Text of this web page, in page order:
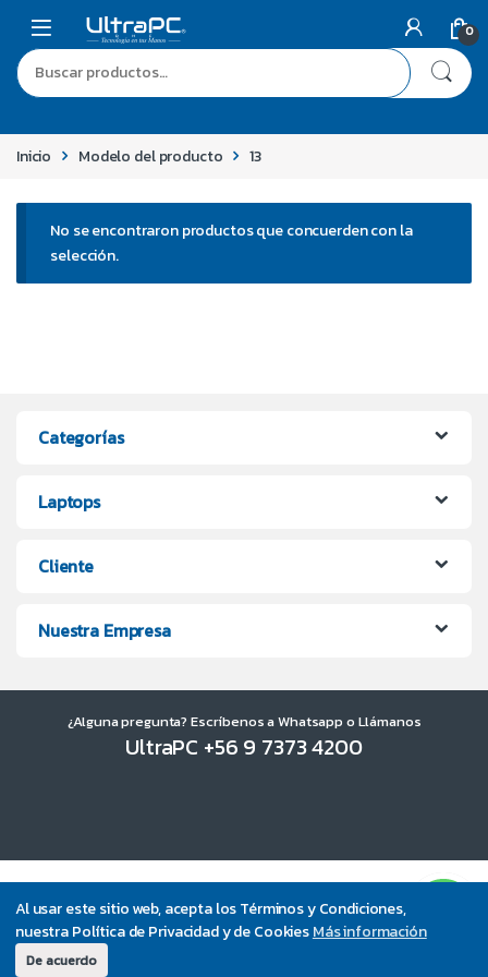
Al usar este sitio web, acepta los Términos y Condiciones,
nuestra Política de Privacidad y de CookiesMás información
De acuerdo
0
Inicio Modelo del producto 13
No se encontraron productos que concuerden con la
selección.
Categorías
Laptops
Cliente
Nuestra Empresa
¿Alguna pregunta? Escríbenos a Whatsapp o Llámanos
UltraPC +56 9 7373 4200